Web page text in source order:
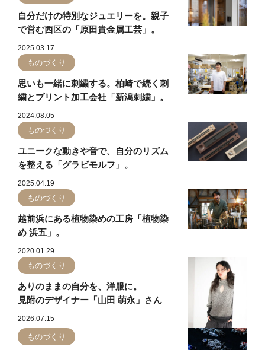
自分だけの特別なジュエリーを。親子
で営む西区の「原田貴金属工芸」。
2025.03.17
ものづくり
思いも一緒に刺繍する。柏崎で続く刺
繍とプリント加工会社「新潟刺繍」。
2024.08.05
ものづくり
ユニークな動きや音で、自分のリズム
を整える「グラビモルフ」。
2025.04.19
ものづくり
越前浜にある植物染めの工房「植物染
め 浜五」。
2020.01.29
ものづくり
ありのままの自分を、洋服に。
見附のデザイナー「山田 萌永」さん
2026.07.15
ものづくり